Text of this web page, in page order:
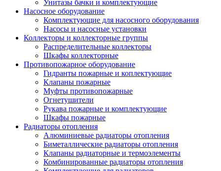
Унитазы бачки и комплектующие
Насосное оборудование
Комплектующие для насосного оборудования
Насосы и насосные установки
Коллекторы и коллекторные группы
Распределительные коллекторы
Шкафы коллекторные
Противопожарное оборудование
Гидранты пожарные и коплектующие
Клапаны пожарные
Муфты противопожарные
Огнетушители
Рукава пожарные и комплектующие
Шкафы пожарные
Радиаторы отопления
Алюминиевые радиаторы отопления
Биметаллические радиаторы отопления
Клапаны радиаторные и термоэлементы
Комбинированные радиаторы отопления